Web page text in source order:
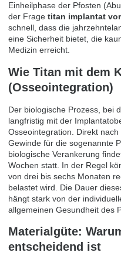
Einheilphase der Pfosten
der Frage titan implantat
schnell, dass die
eine Sicherheit bietet, die
Medizin erreicht.
Wie Titan mit dem
(Osseointegration)
Der biologische Prozess, bei
langfristig mit der
Osseointegration. Direkt
Gewinde für die sogenannte
biologische Verankerung
Wochen statt. In der Regel
von drei bis sechs Monaten
belastet wird. Die Dauer
hängt stark von der
allgemeinen Gesundheit des
Materialgüte:
entscheidend ist